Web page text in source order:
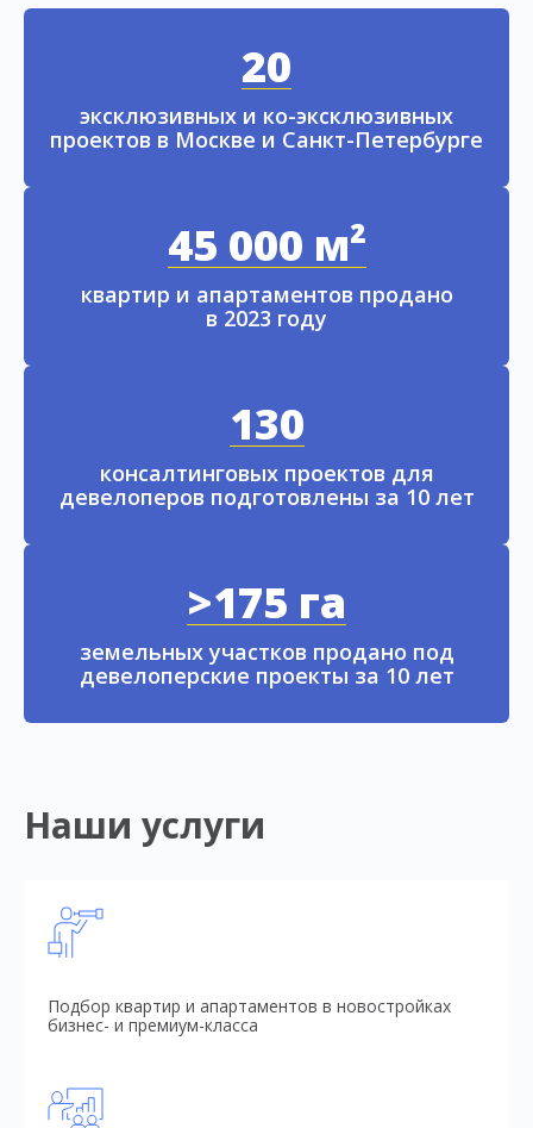
20
эксклюзивных и ко-эксклюзивных
проектов в Москве и Санкт-Петербурге
45 000 м²
квартир и апартаментов продано
в 2023 году
130
консалтинговых проектов для
девелоперов подготовлены за 10 лет
>175 га
земельных участков продано под
девелоперские проекты за 10 лет
Наши услуги
Подбор квартир и апартаментов в новостройках
бизнес- и премиум-класса